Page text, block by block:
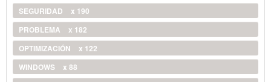
SEGURIDAD
x 190
PROBLEMA
x 182
OPTIMIZACIÓN
x 122
WINDOWS
x 88